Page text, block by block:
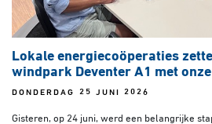
Lokale energiecoöperaties
windpark Deventer A1 met
DONDERDAG 25 JUNI 2026
Gisteren, op 24 juni, werd een belangrijke